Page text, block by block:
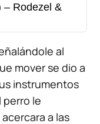
Rodezel &
al
mover se dio a
instrumentos
perro le
a las